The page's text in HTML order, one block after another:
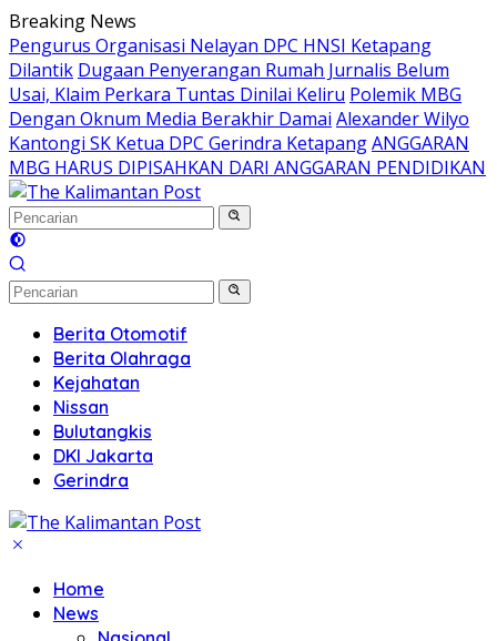
Langsung
ke
konten
Breaking News
Pengurus Organisasi Nelayan DPC HNSI Ketapang
Dilantik Dugaan Penyerangan Rumah Jurnalis Belum
Usai, Klaim Perkara Tuntas Dinilai Keliru Polemik MBG
Dengan Oknum Media Berakhir Damai Alexander Wilyo
Kantongi SK Ketua DPC Gerindra KetapangANGGARAN
MBG HARUS DIPISAHKAN DARI ANGGARAN PENDIDIKAN
Berita Otomotif
Berita Olahraga
Kejahatan
Nissan
Bulutangkis
DKI Jakarta
Gerindra
Home
News